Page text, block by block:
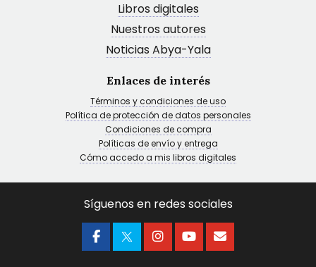
Libros digitales
Nuestros autores
Noticias Abya-Yala
Enlaces de interés
Términos y condiciones de uso
Política de protección de datos personales
Condiciones de compra
Políticas de envío y entrega
Cómo accedo a mis libros digitales
Síguenos en redes sociales